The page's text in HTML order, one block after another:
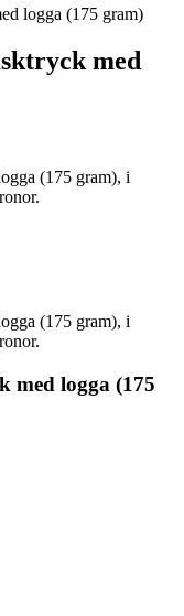
logga (175 gram)
med
med logga (175